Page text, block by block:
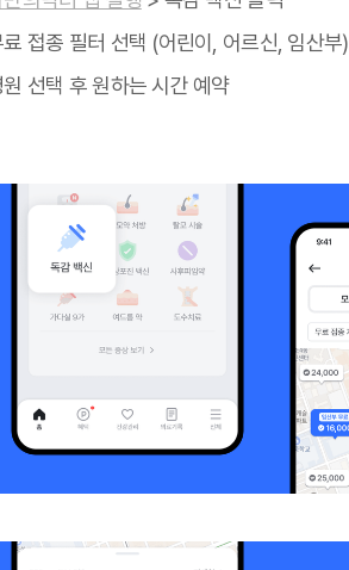
접종 필터 선택 (어린이, 어르신, 임산부)
원 선택 후 원하는 시간 예약